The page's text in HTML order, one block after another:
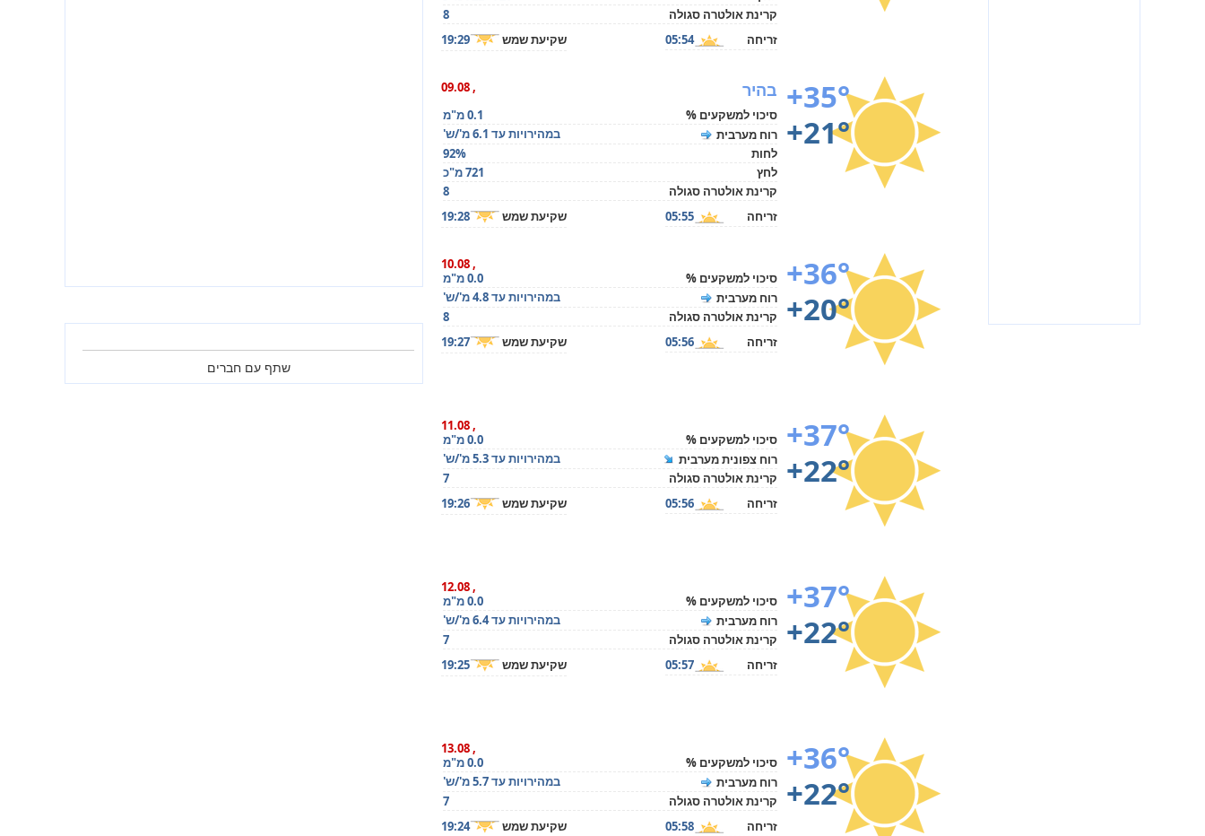
קרינת אולטרה סגולה
8
זריחה
05:54 שקיעת שמש 19:29
+35°
+21°
, 09.08 בהיר
סיכוי למשקעים %
0.1 מ"מ
רוח מערבית
במהירויות עד 6.1 מ'/ש'
לחות
92%
לחץ
721 מ"כ
קרינת אולטרה סגולה
8
זריחה
05:55 שקיעת שמש 19:28
+36°
+20°
, 10.08
סיכוי למשקעים %
0.0 מ"מ
רוח מערבית
במהירויות עד 4.8 מ'/ש'
קרינת אולטרה סגולה
8
זריחה
05:56 שקיעת שמש 19:27
+37°
+22°
, 11.08
סיכוי למשקעים %
0.0 מ"מ
רוח צפונית מערבית
במהירויות עד 5.3 מ'/ש'
קרינת אולטרה סגולה
7
זריחה
05:56 שקיעת שמש 19:26
+37°
+22°
, 12.08
סיכוי למשקעים %
0.0 מ"מ
רוח מערבית
במהירויות עד 6.4 מ'/ש'
קרינת אולטרה סגולה
7
זריחה
05:57 שקיעת שמש 19:25
+36°
+22°
, 13.08
סיכוי למשקעים %
0.0 מ"מ
רוח מערבית
במהירויות עד 5.7 מ'/ש'
קרינת אולטרה סגולה
7
זריחה
05:58 שקיעת שמש 19:24
שתף עם חברים